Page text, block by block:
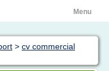
Menu
> cv commercial